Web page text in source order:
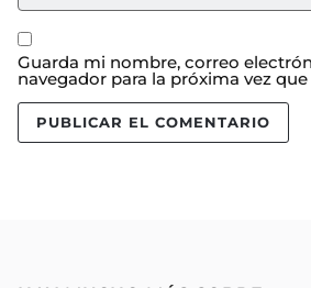
Guarda mi nombre, correo
navegador para la próxima vez